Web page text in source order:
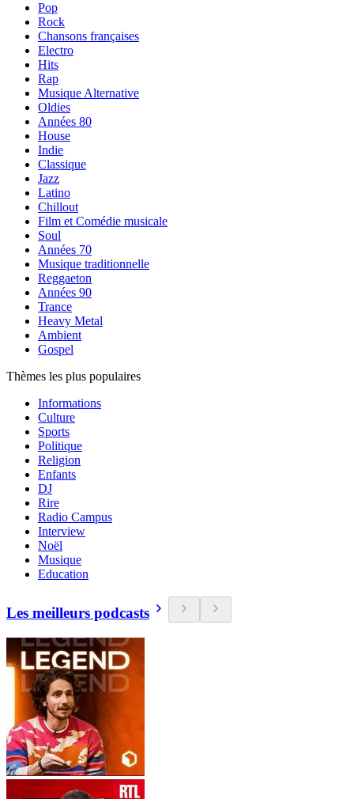
Pop
Rock
Chansons françaises
Electro
Hits
Rap
Musique Alternative
Oldies
Années 80
House
Indie
Classique
Jazz
Latino
Chillout
Film et Comédie musicale
Soul
Années 70
Musique traditionnelle
Reggaeton
Années 90
Trance
Heavy Metal
Ambient
Gospel
Thèmes les plus populaires
Informations
Culture
Sports
Politique
Religion
Enfants
DJ
Rire
Radio Campus
Interview
Noël
Musique
Education
Les meilleurs podcasts